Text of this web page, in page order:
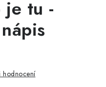
je tu -
hodnocení